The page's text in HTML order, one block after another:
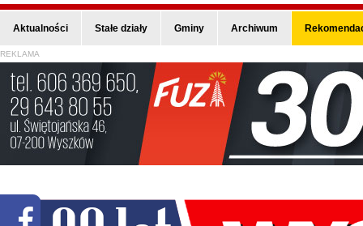
Aktualności Stałe działy Gminy Archiwum
REKLAMA